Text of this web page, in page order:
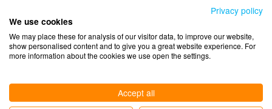
Privacy policy
We use cookies
We may place these for analysis of our visitor data, to improve our website,
show personalised content and to give you a great website experience. For
more information about the cookies we use open the settings.
Accept all